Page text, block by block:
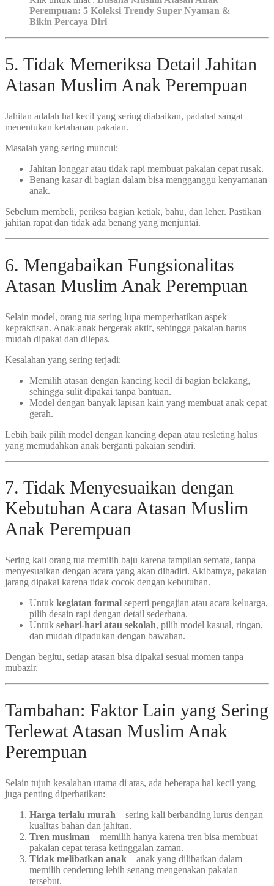
Perempuan: 5 Koleksi Trendy Super Nyaman &
Bikin Percaya Diri
5. Tidak Memeriksa Detail Jahitan
Atasan Muslim Anak Perempuan
Jahitan adalah hal kecil yang sering diabaikan, padahal sangat
menentukan ketahanan pakaian.
Masalah yang sering muncul:
Jahitan longgar atau tidak rapi membuat pakaian cepat rusak.
Benang kasar di bagian dalam bisa mengganggu kenyamanan
anak.
Sebelum membeli, periksa bagian ketiak, bahu, dan leher. Pastikan
jahitan rapat dan tidak ada benang yang menjuntai.
6. Mengabaikan Fungsionalitas
Atasan Muslim Anak Perempuan
Selain model, orang tua sering lupa memperhatikan aspek
kepraktisan. Anak-anak bergerak aktif, sehingga pakaian harus
mudah dipakai dan dilepas.
Kesalahan yang sering terjadi:
Memilih atasan dengan kancing kecil di bagian belakang,
sehingga sulit dipakai tanpa bantuan.
Model dengan banyak lapisan kain yang membuat anak cepat
gerah.
Lebih baik pilih model dengan kancing depan atau resleting halus
yang memudahkan anak berganti pakaian sendiri.
7. Tidak Menyesuaikan dengan
Kebutuhan Acara Atasan Muslim
Anak Perempuan
Sering kali orang tua memilih baju karena tampilan semata, tanpa
menyesuaikan dengan acara yang akan dihadiri. Akibatnya, pakaian
jarang dipakai karena tidak cocok dengan kebutuhan.
Untuk kegiatan formal seperti pengajian atau acara keluarga,
pilih desain rapi dengan detail sederhana.
Untuk sehari-hari atau sekolah, pilih model kasual, ringan,
dan mudah dipadukan dengan bawahan.
Dengan begitu, setiap atasan bisa dipakai sesuai momen tanpa
mubazir.
Tambahan: Faktor Lain yang Sering
Terlewat Atasan Muslim Anak
Perempuan
Selain tujuh kesalahan utama di atas, ada beberapa hal kecil yang
juga penting diperhatikan:
Harga terlalu murah – sering kali berbanding lurus dengan
kualitas bahan dan jahitan.
Tren musiman – memilih hanya karena tren bisa membuat
pakaian cepat terasa ketinggalan zaman.
Tidak melibatkan anak – anak yang dilibatkan dalam
memilih cenderung lebih senang mengenakan pakaian
tersebut.